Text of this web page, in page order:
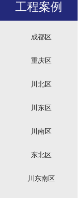
工程案例
成都区
重庆区
川北区
川东区
川南区
东北区
川东南区